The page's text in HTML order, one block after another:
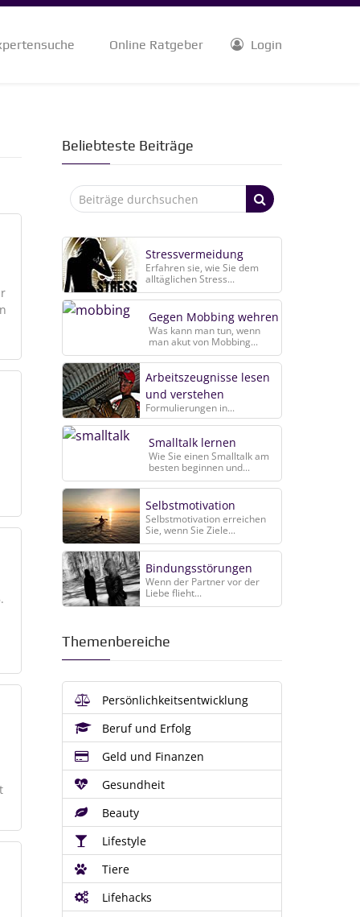
Online Ratgeber Login
Beliebteste Beiträge
Stressvermeidung
Erfahren sie, wie Sie dem
alltäglichen Stress...
Gegen Mobbing wehren
Was kann man tun, wenn
man akut von Mobbing...
Arbeitszeugnisse lesen
und verstehen
Formulierungen in...
Smalltalk lernen
Wie Sie einen Smalltalk am
besten beginnen und...
Selbstmotivation
Selbstmotivation erreichen
Sie, wenn Sie Ziele...
Bindungsstörungen
Wenn der Partner vor der
Liebe flieht...
Themenbereiche
Persönlichkeitsentwicklung
Beruf und Erfolg
Geld und Finanzen
Gesundheit
Beauty
Lifestyle
Tiere
Lifehacks